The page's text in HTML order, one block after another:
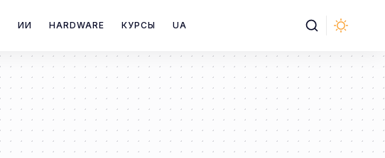
ИИ HARDWARE КУРСЫ UA